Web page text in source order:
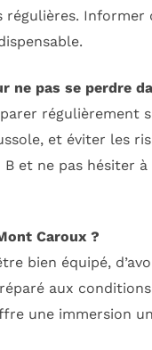
régulières. Informer
ne pas se perdre
régulièrement
et éviter les
et ne pas hésiter
Caroux ?
bien équipé,
aux
une immersion